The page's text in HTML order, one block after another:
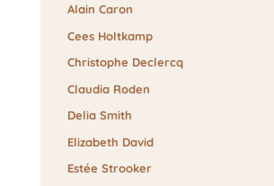
Alain Caron
Cees Holtkamp
Christophe Declercq
Claudia Roden
Delia Smith
Elizabeth David
Estée Strooker